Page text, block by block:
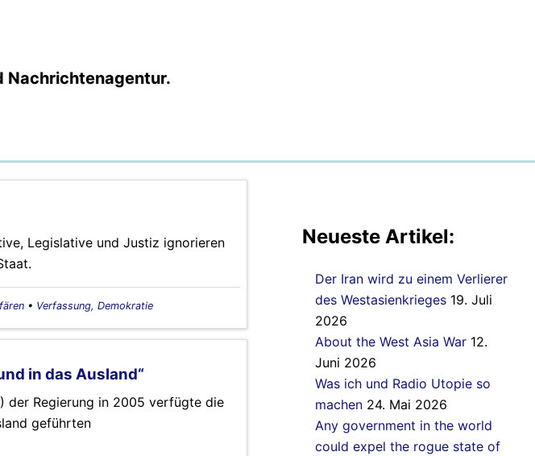
Nachrichtenagentur.
Legislative und Justiz ignorieren
• Verfassung, Demokratie
in das Ausland“
der Regierung in 2005 verfügte die
geführten
Neueste Artikel:
Der Iran wird zu einem Verlierer
des Westasienkrieges 19. Juli
2026
About the West Asia War 12.
Juni 2026
Was ich und Radio Utopie so
machen 24. Mai 2026
Any government in the world
could expel the rogue state of